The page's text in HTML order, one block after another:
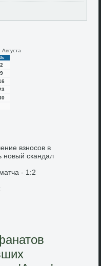
Вс
2
9
взносов в
новый скандал
- 1:2